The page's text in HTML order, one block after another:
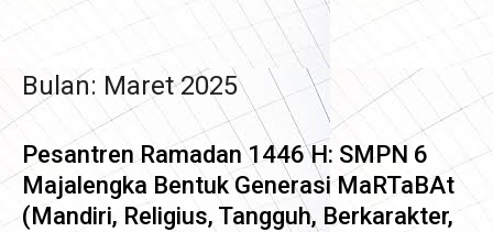
Bulan: Maret 2025
Pesantren Ramadan 1446 H: SMPN 6
Majalengka Bentuk Generasi MaRTaBAt
(Mandiri, Religius, Tangguh, Berkarakter,